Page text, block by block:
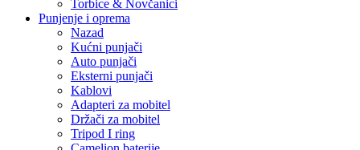
Torbice & Novčanici
Punjenje i oprema
Nazad
Kućni punjači
Auto punjači
Eksterni punjači
Kablovi
Adapteri za mobitel
Držači za mobitel
Tripod I ring